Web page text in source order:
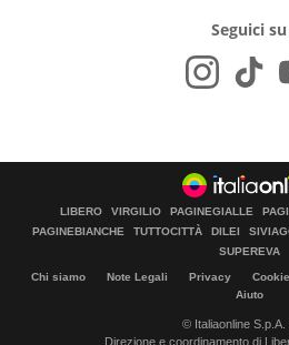
Seguici su
LIBERO VIRGILIO PAGINEGIALLE
PAGINEBIANCHE
TUTTOCITTÀ DILEI
SUPEREVA
Chi siamo Note Legali Privacy
Aiuto
© Italiaonline S.p.A.
Direzione e coordinamento di